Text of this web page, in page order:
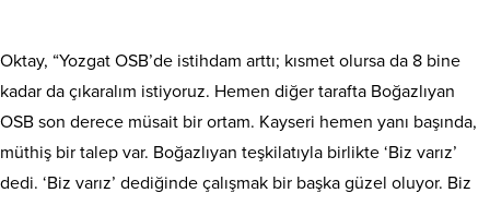
Oktay, “Yozgat OSB’de istihdam arttı; kısmet olursa da 8 bine
kadar da çıkaralım istiyoruz. Hemen diğer tarafta Boğazlıyan
OSB son derece müsait bir ortam. Kayseri hemen yanı başında,
müthiş bir talep var. Boğazlıyan teşkilatıyla birlikte ‘Biz varız’
dedi. ‘Biz varız’ dediğinde çalışmak bir başka güzel oluyor. Biz